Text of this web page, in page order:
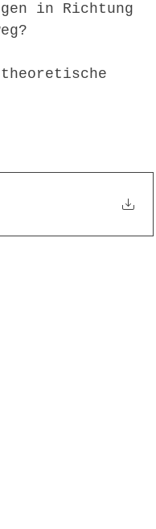
in Richtung